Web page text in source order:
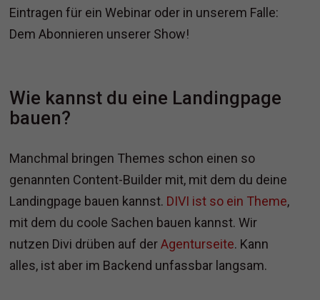
Eintragen für ein Webinar oder in unserem Falle:
Dem Abonnieren unserer Show!
Wie kannst du eine Landingpage
bauen?
Manchmal bringen Themes schon einen so
genannten Content-Builder mit, mit dem du deine
Landingpage bauen kannst. DIVI ist so ein Theme,
mit dem du coole Sachen bauen kannst. Wir
nutzen Divi drüben auf derAgenturseite. Kann
alles, ist aber im Backend unfassbar langsam.